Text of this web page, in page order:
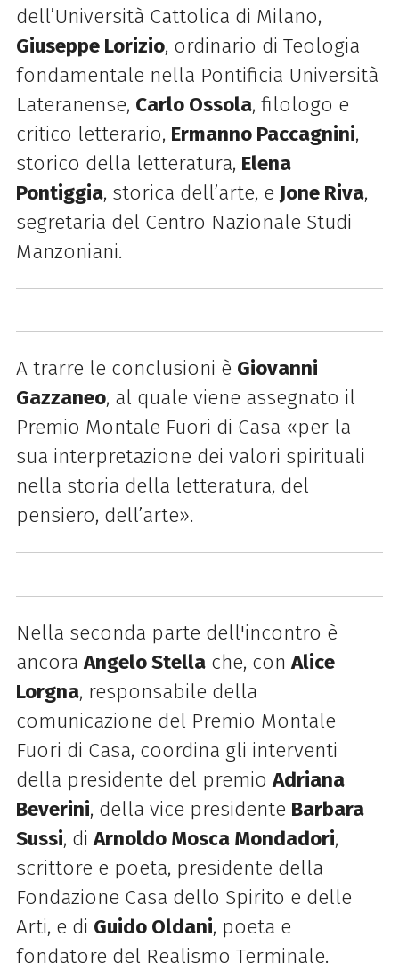
dell’Università Cattolica di Milano,
Giuseppe Lorizio, ordinario di Teologia
fondamentale nella Pontificia Università
Lateranense, Carlo Ossola, filologo e
critico letterario, Ermanno Paccagnini,
storico della letteratura, Elena
Pontiggia, storica dell’arte, e Jone Riva,
segretaria del Centro Nazionale Studi
Manzoniani.
A trarre le conclusioni è Giovanni
Gazzaneo, al quale viene assegnato il
Premio Montale Fuori di Casa «per la
sua interpretazione dei valori spirituali
nella storia della letteratura, del
pensiero, dell’arte».
Nella seconda parte dell'incontro è
ancoraAngelo Stellache, conAlice
Lorgna, responsabile della
comunicazione del Premio Montale
Fuori di Casa, coordina gli interventi
della presidente del premioAdriana
Beverini, della vice presidente Barbara
Sussi, diArnoldo Mosca Mondadori,
scrittore e poeta, presidente della
Fondazione Casa dello Spirito e delle
Arti, e di Guido Oldani, poeta e
fondatore del Realismo Terminale.